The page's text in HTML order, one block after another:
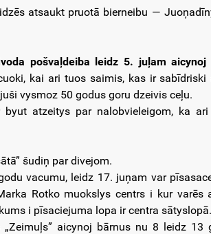
atsaukt pruotā bierneibu —
pošvaļdeiba leidz 5. juļam
kai ari tuos saimis, kas ir
vysmoz 50 godus goru dzeivis ceļu.
atzeitys par nalobvieleigom, ka
šudiņ par divejom.
vacumu, leidz 17. juņam var
Rotko muokslys centrs i kur varēs
i pīsaciejuma lopa ir centra sātyslopā.
aicynoj bārnus nu 8 leidz 13